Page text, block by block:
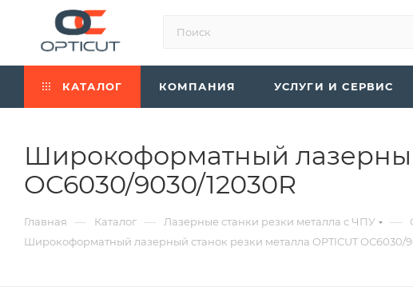
КАТАЛОГ КОМПАНИЯ УСЛУГИ И СЕРВИС
Широкоформатный
OC6030/9030/12030R
Главная — Каталог — Лазерные станки резки металла с ЧПУ —
Широкоформатный лазерный станок резки металла OPTICUT OC6030/